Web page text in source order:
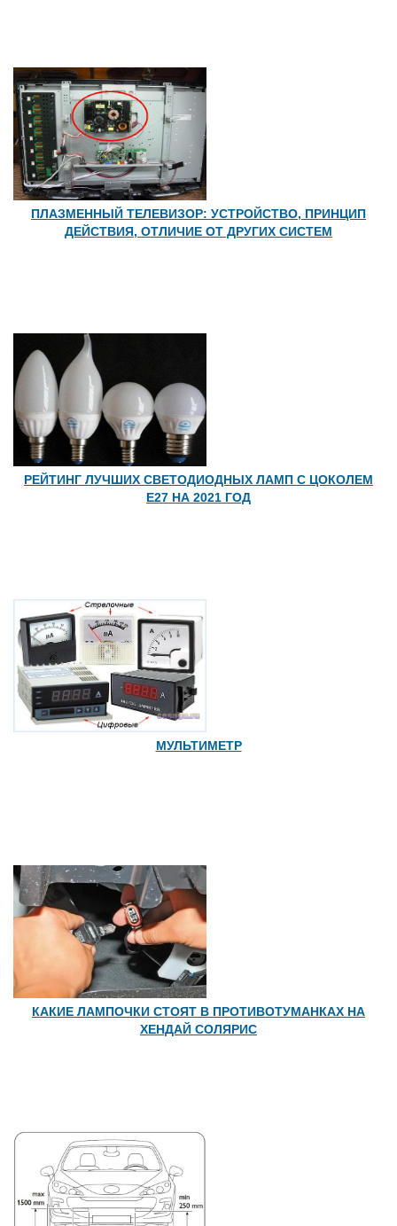
ПЛАЗМЕННЫЙ ТЕЛЕВИЗОР: УСТРОЙСТВО, ПРИНЦИП
ДЕЙСТВИЯ, ОТЛИЧИЕ ОТ ДРУГИХ СИСТЕМ
РЕЙТИНГ ЛУЧШИХ СВЕТОДИОДНЫХ ЛАМП С ЦОКОЛЕМ
Е27 НА 2021 ГОД
МУЛЬТИМЕТР
КАКИЕ ЛАМПОЧКИ СТОЯТ В ПРОТИВОТУМАНКАХ НА
ХЕНДАЙ СОЛЯРИС